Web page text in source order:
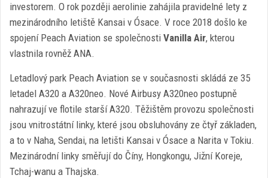
investorem. O rok později aerolinie zahájila pravidelné lety z
mezinárodního letiště Kansai v Ósace. V roce 2018 došlo ke
spojení Peach Aviation se společnosti Vanilla Air, kterou
vlastnila rovněž ANA.
Letadlový park Peach Aviation se v současnosti skládá ze 35
letadel A320 a A320neo. Nové Airbusy A320neo postupně
nahrazují ve flotile starší A320. Těžištěm provozu společnosti
jsou vnitrostátní linky, které jsou obsluhovány ze čtyř základen,
a to v Naha, Sendai, na letišti Kansai v Ósace a Narita v Tokiu.
Mezinárodní linky směřují do Číny, Hongkongu, Jižní Koreje,
Tchaj-wanu a Thajska.